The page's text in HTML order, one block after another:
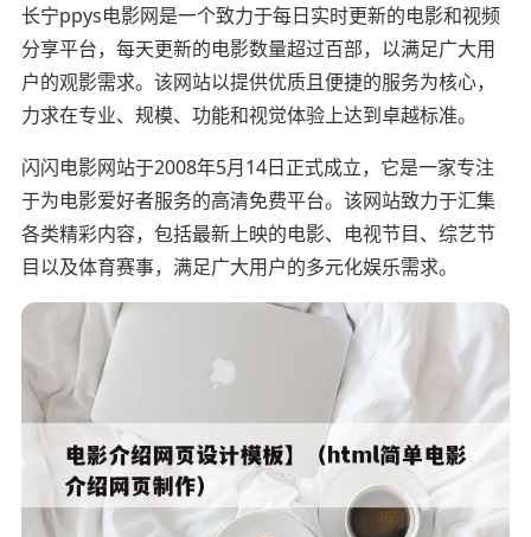
长宁ppys电影网是一个致力于每日实时更新的电影和视频
分享平台，每天更新的电影数量超过百部，以满足广大用
户的观影需求。该网站以提供优质且便捷的服务为核心，
力求在专业、规模、功能和视觉体验上达到卓越标准。
闪闪电影网站于2008年5月14日正式成立，它是一家专注
于为电影爱好者服务的高清免费平台。该网站致力于汇集
各类精彩内容，包括最新上映的电影、电视节目、综艺节
目以及体育赛事，满足广大用户的多元化娱乐需求。